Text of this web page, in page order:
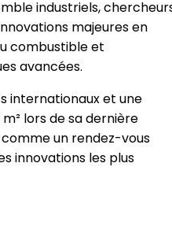
industriels,
majeures en
combustible et
avancées.
internationaux et une
lors de sa dernière
comme un rendez-vous
innovations les plus